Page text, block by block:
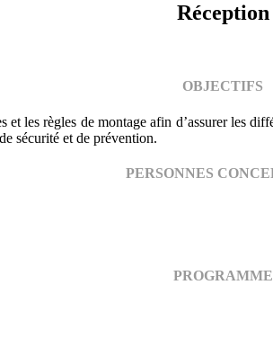
Réception
OBJECTIFS
les règles de montage afin d’assurer les
sécurité et de prévention.
PERSONNES
PROGRAMME